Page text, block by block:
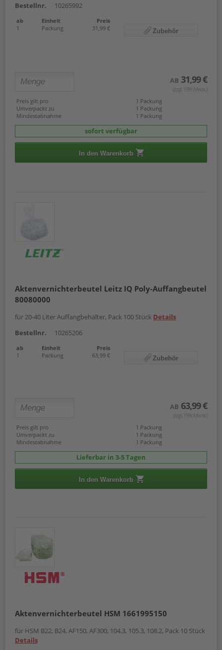
Bestellnr.
10265992
ab Einheit
Preis
1
Packung 31,99 € Zubehör
AB 31,99 €
(zzgl. 19% Mwst.)
Preis gilt pro
1 Packung
Umverpackt zu
1 Packung
Mindestabnahme
1 Packung
sofort verfügbar
In den Warenkorb
Aktenvernichterbeutel Leitz IQ Poly-Auffangbeutel
80080000
für 20-40 Liter Auffangbehälter, Pack 100 Stück Details
Bestellnr.
10265206
ab Einheit
Preis
1
Packung 63,99 € Zubehör
AB 63,99 €
(zzgl. 19% Mwst.)
Preis gilt pro
1 Packung
Umverpackt zu
1 Packung
Mindestabnahme
1 Packung
Lieferbar in 3-5 Tagen
In den Warenkorb
Aktenvernichterbeutel HSM 1661995150
für HSM B22, B24, AF150, AF300, 104.3, 105.3, 108.2, Pack 10 Stück
Details